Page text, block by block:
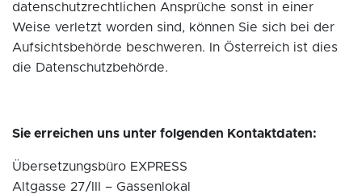
datenschutzrechtlichen Ansprüche sonst in einer
Weise verletzt worden sind, können Sie sich bei der
Aufsichtsbehörde beschweren. In Österreich ist dies
die Datenschutzbehörde.
Sie erreichen uns unter folgenden Kontaktdaten:
Übersetzungsbüro EXPRESS
Altgasse 27/III – Gassenlokal